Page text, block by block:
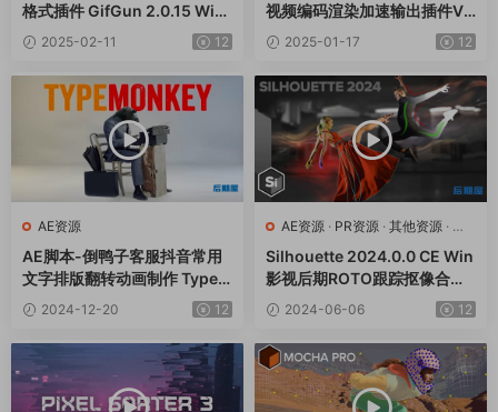
格式插件 GifGun 2.0.15 Win/
Mac2025-02-11 12
视频编码渲染加速输出插件Vo
ukoder Pro V2.0.5 Win中文
版
2025-01-17 12
AE资源
AE脚本-倒鸭子客服抖音常用
文字排版翻转动画制作 TypeM
onkey v1.26+使用教程
2024-12-20 12
AE资源 · PR资源 · 其他资源 · 达
芬奇资源
Silhouette 2024.0.0 CE Win
影视后期ROTO跟踪抠像合成
软件AE/PR/达芬奇/VEGAS/O
FX插件
2024-06-06 12